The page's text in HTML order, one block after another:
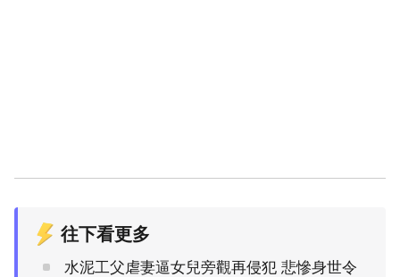
往下看更多
水泥工父虐妻逼女兒旁觀再侵犯 悲慘身世令